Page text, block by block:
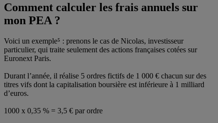
Comment calculer les frais annuels sur
mon PEA ?
Voici un exemple⁵ : prenons le cas de Nicolas, investisseur
particulier, qui traite seulement des actions françaises cotées sur
Euronext Paris.
Durant l’année, il réalise 5 ordres fictifs de 1 000 € chacun sur des
titres vifs dont la capitalisation boursière est inférieure à 1 milliard
d’euros.
1000 x 0,35 % = 3,5 € par ordre